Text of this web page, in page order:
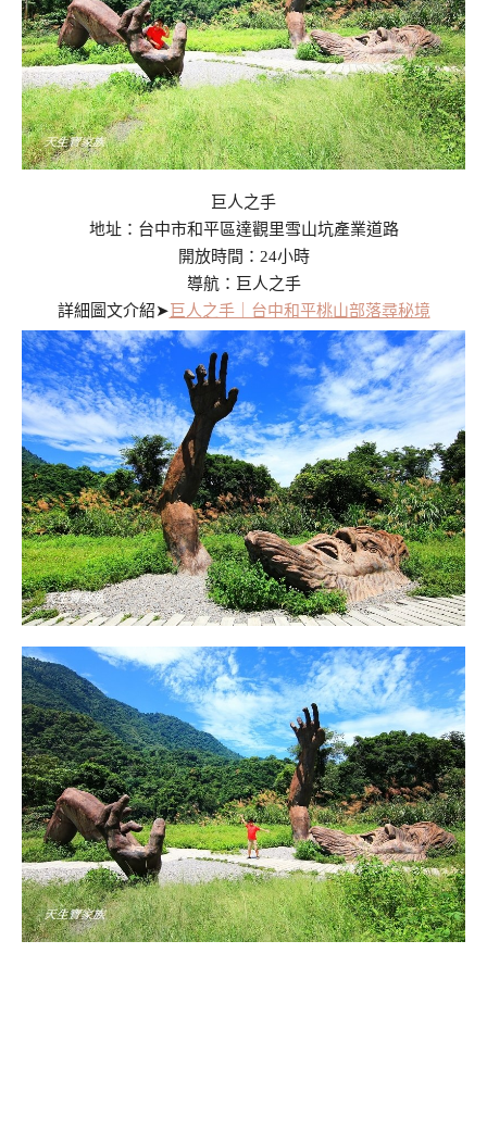
巨人之手
地址：台中市和平區達觀里雪山坑產業道路
開放時間：24小時
導航：巨人之手
詳細圖文介紹➤ 巨人之手｜台中和平桃山部落尋秘境